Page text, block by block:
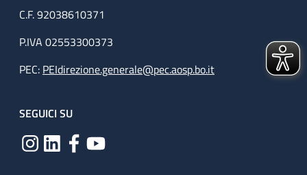
C.F. 92038610371
P.IVA 02553300373
PEC: PEIdirezione.generale@pec.aosp.bo.it
SEGUICI SU